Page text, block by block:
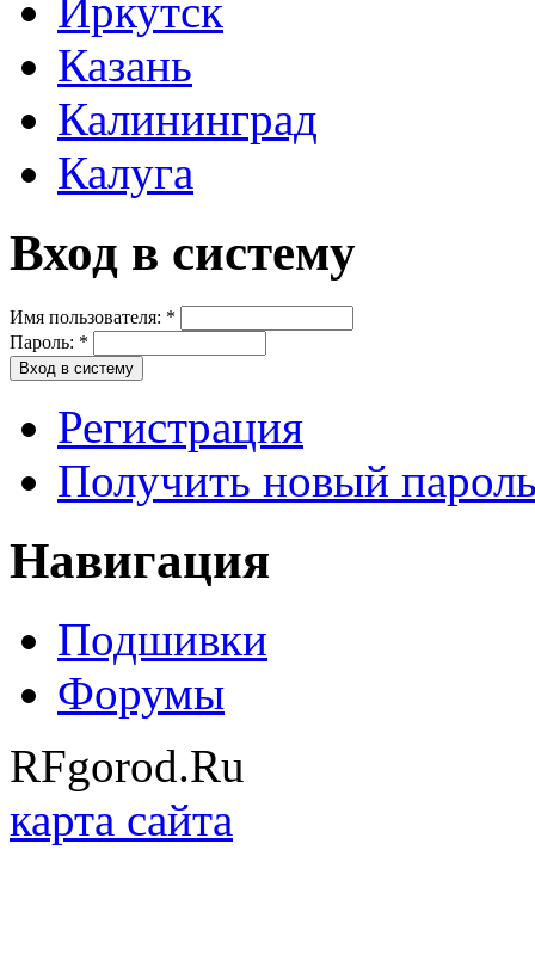
Иркутск
Казань
Калининград
Калуга
Вход в систему
Имя пользователя: *
Пароль: *
Регистрация
Получить новый
Навигация
Подшивки
Форумы
RFgorod.Ru
карта сайта